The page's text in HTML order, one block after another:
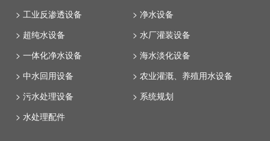
> 工业反渗透设备
> 净水设备
> 超纯水设备
> 水厂灌装设备
> 一体化净水设备
> 海水淡化设备
> 中水回用设备
> 农业灌溉、养殖用水设备
> 污水处理设备
> 系统规划
> 水处理配件